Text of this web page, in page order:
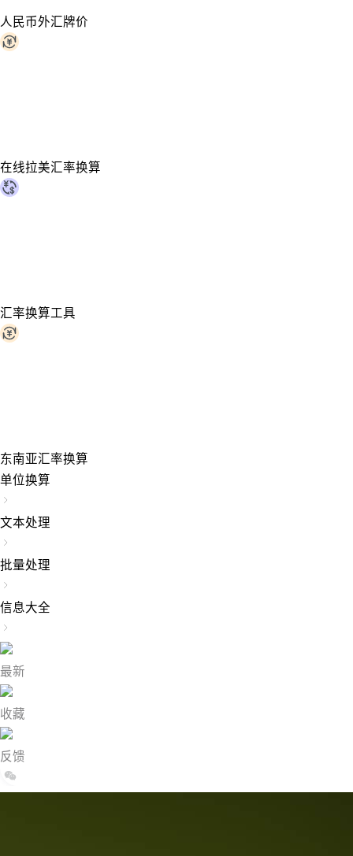
人民币外汇牌价
在线拉美汇率换算
汇率换算工具
东南亚汇率换算
单位换算
文本处理
批量处理
信息大全
最新
收藏
反馈